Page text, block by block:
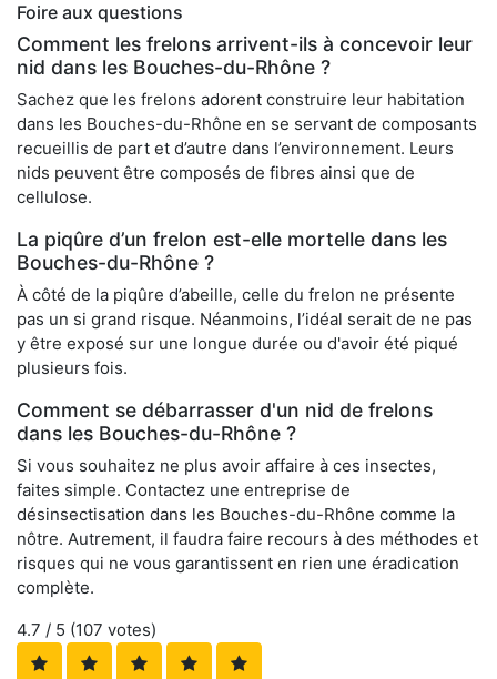
Foire aux questions
Comment les frelons arrivent-ils à concevoir leur
nid dans les Bouches-du-Rhône ?
Sachez que les frelons adorent construire leur habitation
dans les Bouches-du-Rhône en se servant de composants
recueillis de part et d’autre dans l’environnement. Leurs
nids peuvent être composés de fibres ainsi que de
cellulose.
La piqûre d’un frelon est-elle mortelle dans les
Bouches-du-Rhône ?
À côté de la piqûre d’abeille, celle du frelon ne présente
pas un si grand risque. Néanmoins, l’idéal serait de ne pas
y être exposé sur une longue durée ou d'avoir été piqué
plusieurs fois.
Comment se débarrasser d'un nid de frelons
dans les Bouches-du-Rhône ?
Si vous souhaitez ne plus avoir affaire à ces insectes,
faites simple. Contactez une entreprise de
désinsectisation dans les Bouches-du-Rhône comme la
nôtre. Autrement, il faudra faire recours à des méthodes et
risques qui ne vous garantissent en rien une éradication
complète.
4.7 / 5 (107 votes)